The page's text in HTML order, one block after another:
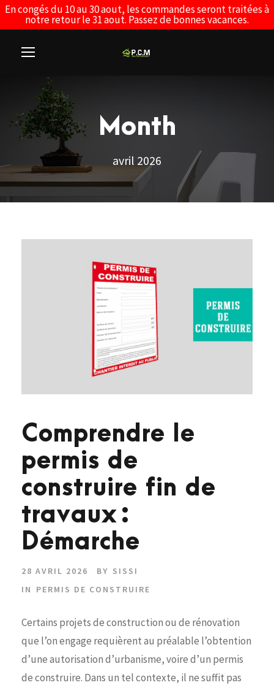
En congés du 10 au 30 aout, les commandes seront traitées à
notre retour le 31 aout. Passez de bonnes vacances.
Month
avril 2026
Comprendre le
permis de
construire fin de
travaux :
Démarche
28 AVRIL 2026 BY SISSI
IN
PERMIS DE CONSTRUIRE
Certains projets de construction ou de rénovation
que l’on engage requièrent au préalable l’obtention
d’une autorisation d’urbanisme, voire d’un permis
de construire. Dans un tel contexte, il ne suffit pas